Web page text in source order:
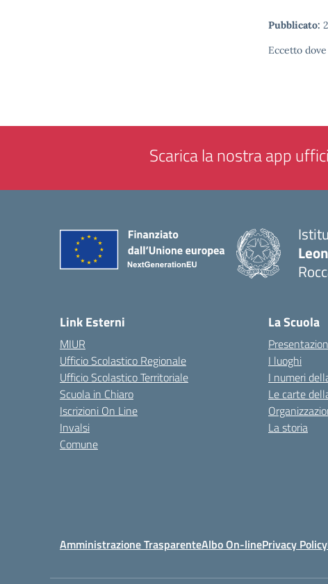
Pubblicato:
Eccetto
Scarica la nostra app
Link Esterni
MIUR
Ufficio Scolastico Regionale
Ufficio Scolastico Territoriale
Scuola in Chiaro
Iscrizioni On Line
Invalsi
Comune
La Scuola
I luoghi
I numeri
Le carte
La storia
Amministrazione TrasparenteAlbo On-linePrivacy Policy